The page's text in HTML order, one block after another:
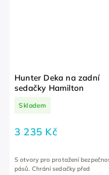
Hunter Deka na zadní
sedačky Hamilton
Skladem
3 235 Kč
S otvory pro protažení
pásů. Chrání sedačky před